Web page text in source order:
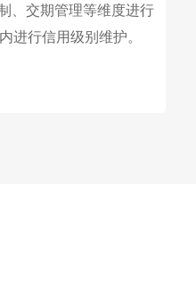
、交期管理等维度进行
进行信用级别维护。